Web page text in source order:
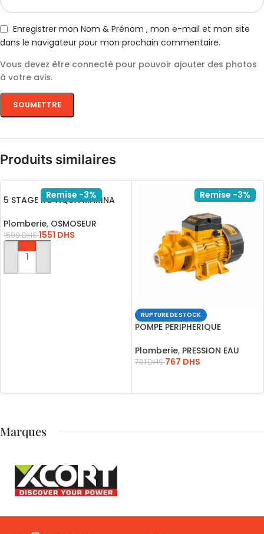
Enregistrer mon Nom & Prénom , mon e-mail et mon site
dans le navigateur pour mon prochain commentaire.
Vous devez être connecté pour pouvoir ajouter des photos
à votre avis.
Produits similaires
Remise -3%
5 STAGE RO AQUA MARINA
Plomberie, OSMOSEUR
1599DHS1551 DHS
AJOUTER AU PANIER
Remise -3%
RUPTURE DE STOCK
POMPE PERIPHERIQUE
INGCO
Plomberie, PRESSION EAU
791DHS 767 DHS
Marques